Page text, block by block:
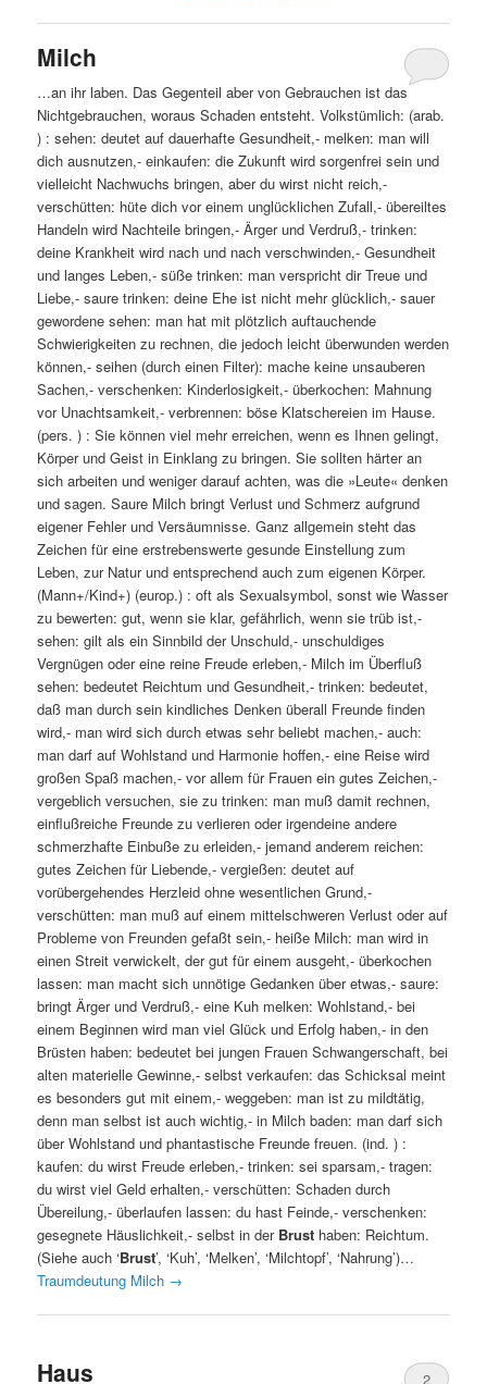
Milch
…an ihr laben. Das Gegenteil aber von Gebrauchen ist das
Nichtgebrauchen, woraus Schaden entsteht. Volkstümlich: (arab.
) : sehen: deutet auf dauerhafte Gesundheit,- melken: man will
dich ausnutzen,- einkaufen: die Zukunft wird sorgenfrei sein und
vielleicht Nachwuchs bringen, aber du wirst nicht reich,-
verschütten: hüte dich vor einem unglücklichen Zufall,- übereiltes
Handeln wird Nachteile bringen,- Ärger und Verdruß,- trinken:
deine Krankheit wird nach und nach verschwinden,- Gesundheit
und langes Leben,- süße trinken: man verspricht dir Treue und
Liebe,- saure trinken: deine Ehe ist nicht mehr glücklich,- sauer
gewordene sehen: man hat mit plötzlich auftauchende
Schwierigkeiten zu rechnen, die jedoch leicht überwunden werden
können,- seihen (durch einen Filter): mache keine unsauberen
Sachen,- verschenken: Kinderlosigkeit,- überkochen: Mahnung
vor Unachtsamkeit,- verbrennen: böse Klatschereien im Hause.
(pers. ) : Sie können viel mehr erreichen, wenn es Ihnen gelingt,
Körper und Geist in Einklang zu bringen. Sie sollten härter an
sich arbeiten und weniger darauf achten, was die »Leute« denken
und sagen. Saure Milch bringt Verlust und Schmerz aufgrund
eigener Fehler und Versäumnisse. Ganz allgemein steht das
Zeichen für eine erstrebenswerte gesunde Einstellung zum
Leben, zur Natur und entsprechend auch zum eigenen Körper.
(Mann+/Kind+) (europ.) : oft als Sexualsymbol, sonst wie Wasser
zu bewerten: gut, wenn sie klar, gefährlich, wenn sie trüb ist,-
sehen: gilt als ein Sinnbild der Unschuld,- unschuldiges
Vergnügen oder eine reine Freude erleben,- Milch im Überfluß
sehen: bedeutet Reichtum und Gesundheit,- trinken: bedeutet,
daß man durch sein kindliches Denken überall Freunde finden
wird,- man wird sich durch etwas sehr beliebt machen,- auch:
man darf auf Wohlstand und Harmonie hoffen,- eine Reise wird
großen Spaß machen,- vor allem für Frauen ein gutes Zeichen,-
vergeblich versuchen, sie zu trinken: man muß damit rechnen,
einflußreiche Freunde zu verlieren oder irgendeine andere
schmerzhafte Einbuße zu erleiden,- jemand anderem reichen:
gutes Zeichen für Liebende,- vergießen: deutet auf
vorübergehendes Herzleid ohne wesentlichen Grund,-
verschütten: man muß auf einem mittelschweren Verlust oder auf
Probleme von Freunden gefaßt sein,- heiße Milch: man wird in
einen Streit verwickelt, der gut für einem ausgeht,- überkochen
lassen: man macht sich unnötige Gedanken über etwas,- saure:
bringt Ärger und Verdruß,- eine Kuh melken: Wohlstand,- bei
einem Beginnen wird man viel Glück und Erfolg haben,- in den
Brüsten haben: bedeutet bei jungen Frauen Schwangerschaft, bei
alten materielle Gewinne,- selbst verkaufen: das Schicksal meint
es besonders gut mit einem,- weggeben: man ist zu mildtätig,
denn man selbst ist auch wichtig,- in Milch baden: man darf sich
über Wohlstand und phantastische Freunde freuen. (ind. ) :
kaufen: du wirst Freude erleben,- trinken: sei sparsam,- tragen:
du wirst viel Geld erhalten,- verschütten: Schaden durch
Übereilung,- überlaufen lassen: du hast Feinde,- verschenken:
gesegnete Häuslichkeit,- selbst in der Brust haben: Reichtum.
(Siehe auch ‘Brust’, ‘Kuh’, ‘Melken’, ‘Milchtopf’, ‘Nahrung’)…
Traumdeutung Milch →
Haus 2